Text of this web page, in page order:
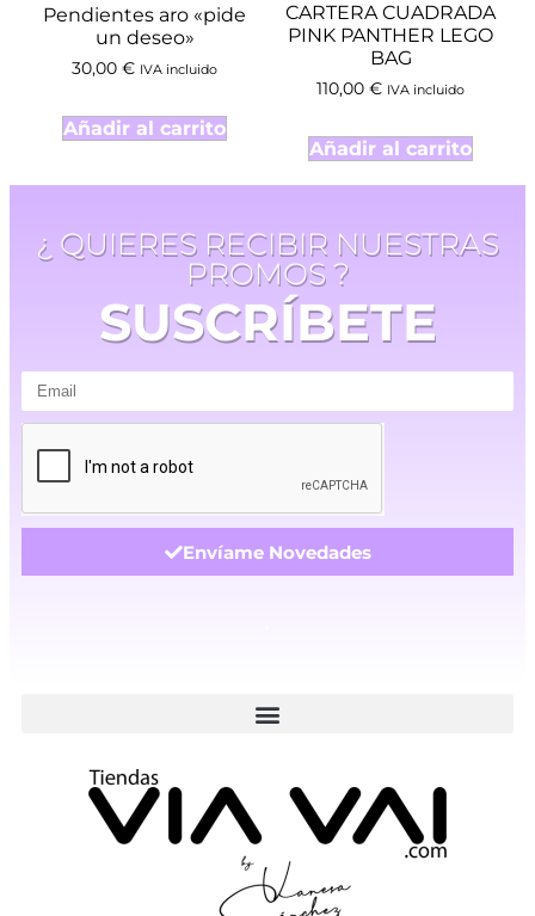
Pendientes aro «pide
un deseo»
30,00 € IVA incluido
Añadir al carrito
CARTERA CUADRADA
PINK PANTHER LEGO
BAG
110,00 € IVA incluido
Añadir al carrito
¿ QUIERES RECIBIR NUESTRAS
PROMOS ?
SUSCRÍBETE
Envíame Novedades